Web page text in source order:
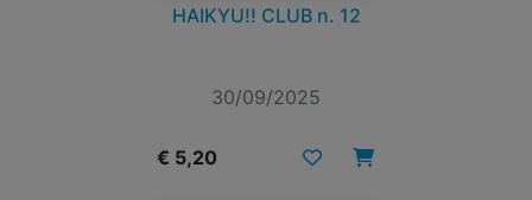
HAIKYU!! CLUB n. 12
30/09/2025
€ 5,20